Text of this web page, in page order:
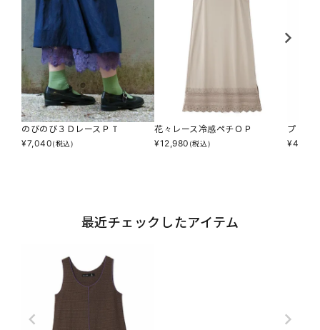
のびのび３ＤレースＰＴ
¥7,040(税込)
花々レース冷感ペチＯＰ
¥12,980 (税込)
プリプ
¥4,895
最近チェックしたアイテム